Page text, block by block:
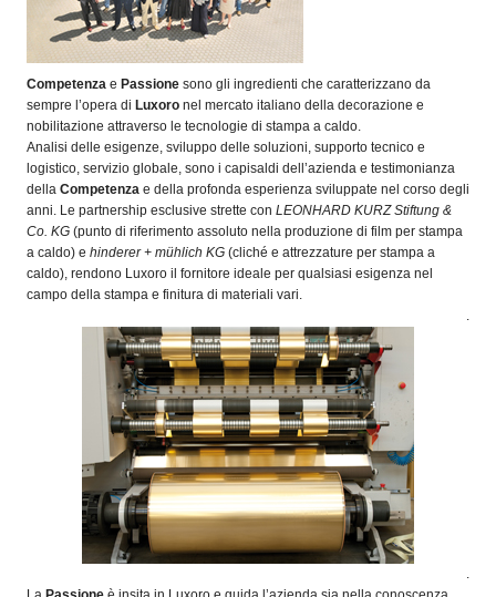
EVENTI
VIDEO
Competenza e Passione sono gli ingredienti che caratterizzano da
sempre l’opera di Luxoro nel mercato italiano della decorazione e
nobilitazione attraverso le tecnologie di stampa a caldo.
Analisi delle esigenze, sviluppo delle soluzioni, supporto tecnico e
logistico, servizio globale, sono i capisaldi dell’azienda e testimonianza
della Competenza e della profonda esperienza sviluppate nel corso degli
anni. Le partnership esclusive strette con LEONHARD KURZ Stiftung &
Co. KG (punto di riferimento assoluto nella produzione di film per stampa
a caldo) e hinderer + mühlich KG (cliché e attrezzature per stampa a
caldo), rendono Luxoro il fornitore ideale per qualsiasi esigenza nel
campo della stampa e finitura di materiali vari.